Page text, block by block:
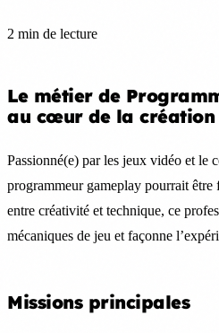
2 min de lecture
Le métier de
au cœur de la création
Passionné(e) par les jeux vidéo et le
programmeur gameplay pourrait
entre créativité et technique, ce
mécaniques de jeu et façonne
Missions principales